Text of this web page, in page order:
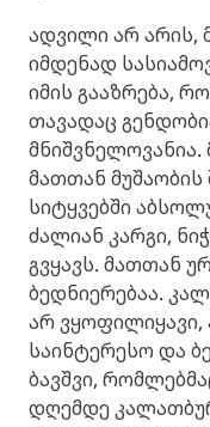
ადვილი არ არის,
იმდენად
იმის გააზრება,
თავადაც
მათთან
სიტყვებში
ძალიან კარგი,
გვყავს. მათთან
ბედნიერებაა.
არ ვყოფილიყავი,
საინტერესო და
ბავშვი,
დღემდე